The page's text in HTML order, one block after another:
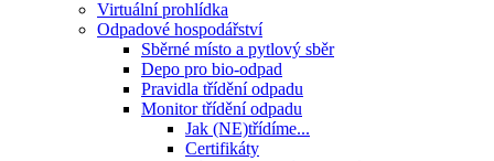
Virtuální prohlídka
Odpadové hospodářství
Sběrné místo a pytlový sběr
Depo pro bio-odpad
Pravidla třídění odpadu
Monitor třídění odpadu
Jak (NE)třídíme...
Certifikáty